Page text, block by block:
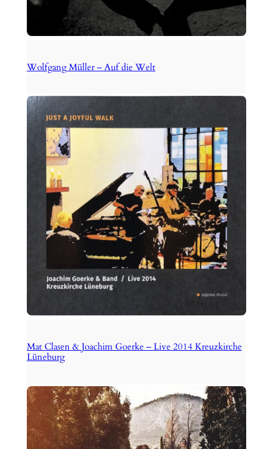
Wolfgang Müller – Auf die Welt
Mat Clasen & Joachim Goerke – Live 2014 Kreuzkirche
Lüneburg